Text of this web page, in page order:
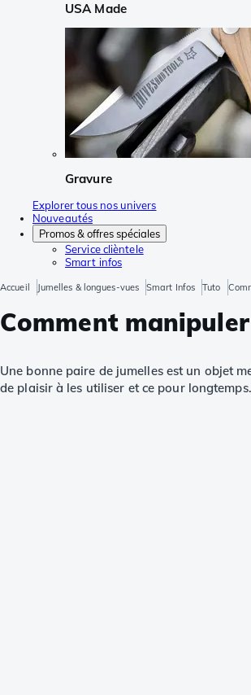
USA Made
Gravure
Explorer tous nos univers
Nouveautés
Promos & offres spéciales
Service clièntele
Smart infos
Accueil Jumelles & longues-vues Smart Infos Tuto
Comment
Une bonne paire de jumelles est un objet
de plaisir à les utiliser et ce pour longtemps.